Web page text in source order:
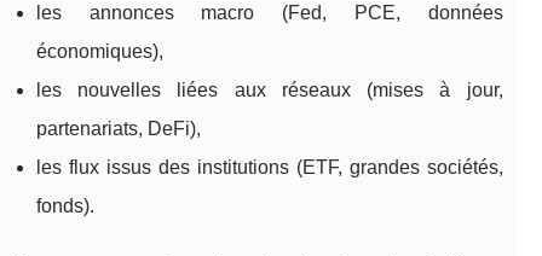
les annonces macro (Fed, PCE, données
économiques),
les nouvelles liées aux réseaux (mises à jour,
partenariats, DeFi),
les flux issus des institutions (ETF, grandes sociétés,
fonds).